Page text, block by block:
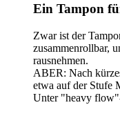
Ein Tampon
Zwar ist der
zusammenrollbar,
rausnehmen.
ABER: Nach
etwa auf der Stufe
Unter "heavy